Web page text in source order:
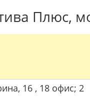
Плюс,
16 , 18 офис; 2